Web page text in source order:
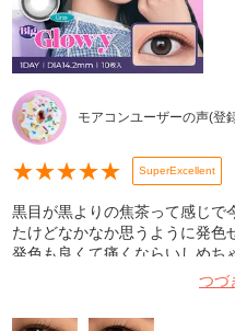
モアコンユーザーの声(登
★★★★★ SuperExcellent
黒目が黒よりの焦茶って感じで
たけどなかなか思うように発色
発色も良くて痛くならいしめち
然光はないけど、室内光とフラ
iPhoneのノーマルカメラです
ください！上が室内光で下がフ
つづ